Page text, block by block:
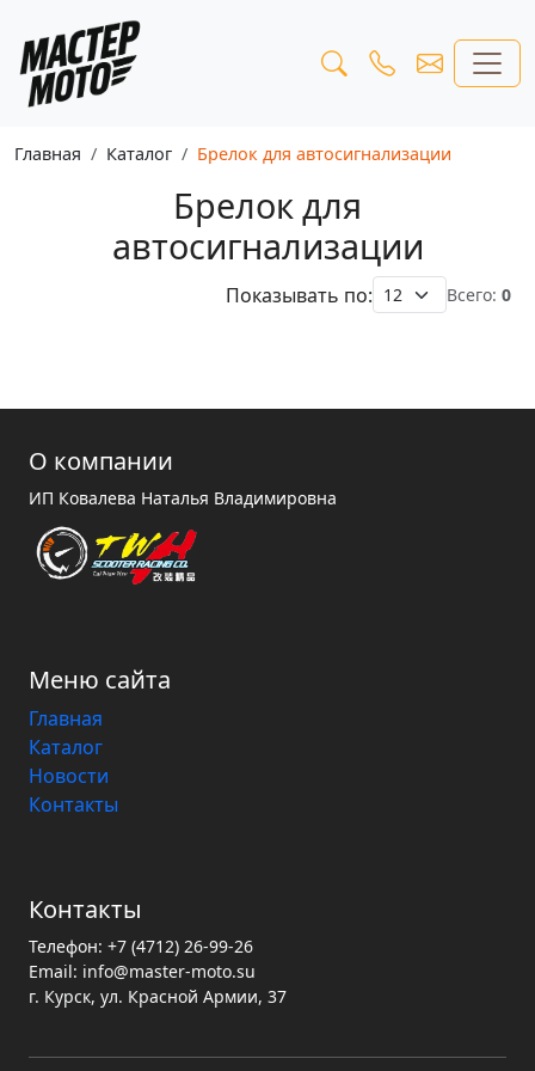
Главная Каталог Брелок для автосигнализации
Брелок для
автосигнализации
Показывать по: Всего: 0
О компании
ИП Ковалева Наталья Владимировна
Меню сайта
Главная
Каталог
Новости
Контакты
Контакты
Телефон: +7 (4712) 26-99-26
Email: info@master-moto.su
г. Курск, ул. Красной Армии, 37